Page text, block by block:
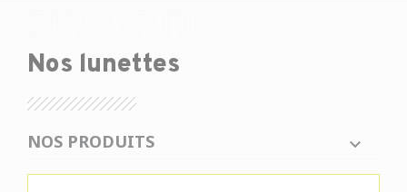
Nos lunettes
NOS PRODUITS